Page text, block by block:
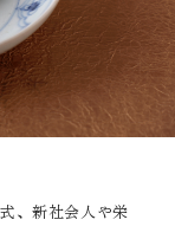
、新社会人や栄